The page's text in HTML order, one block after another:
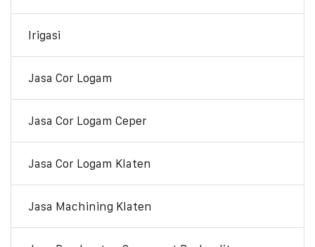
Irigasi
Jasa Cor Logam
Jasa Cor Logam Ceper
Jasa Cor Logam Klaten
Jasa Machining Klaten